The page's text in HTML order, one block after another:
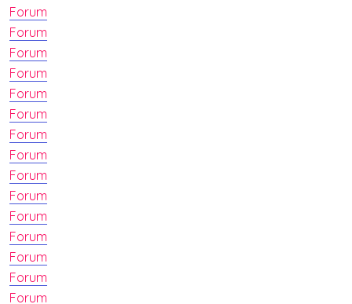
Forum
Forum
Forum
Forum
Forum
Forum
Forum
Forum
Forum
Forum
Forum
Forum
Forum
Forum
Forum